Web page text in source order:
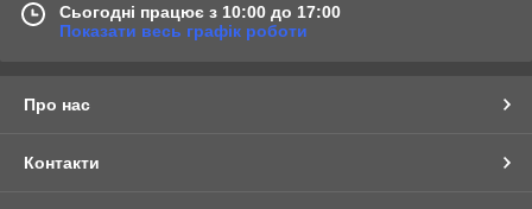
Сьогодні працює з 10:00 до 17:00
Показати весь графік роботи
Про нас
Контакти